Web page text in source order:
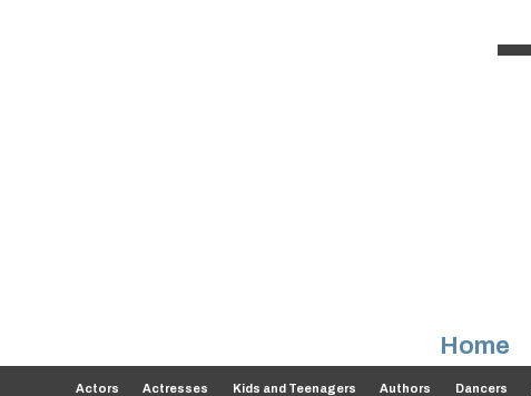
Home
Actors Actresses Kids and Teenagers Authors Dancers